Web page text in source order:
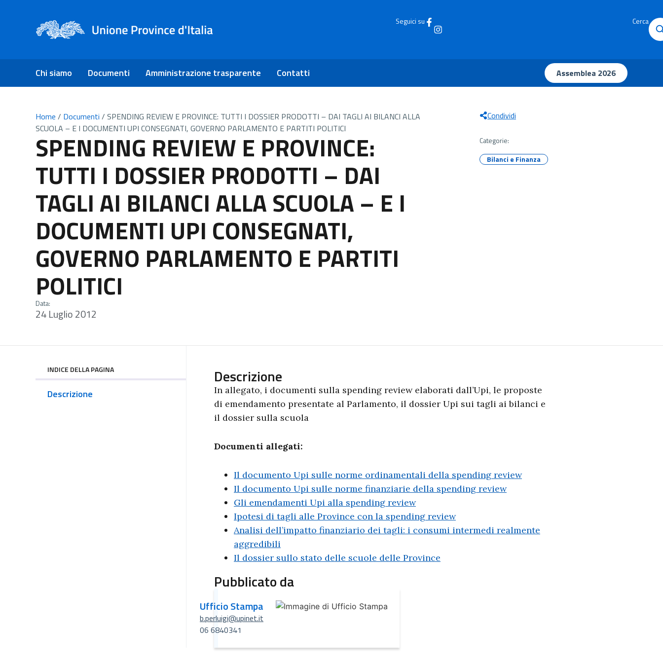
Seguici su Cerca
Chi siamo Documenti Amministrazione trasparente Contatti Assemblea 2026
Home / Documenti / SPENDING REVIEW E PROVINCE: TUTTI I DOSSIER PRODOTTI – DAI TAGLI AI BILANCI ALLA
SCUOLA – E I DOCUMENTI UPI CONSEGNATI, GOVERNO PARLAMENTO E PARTITI POLITICI
SPENDING REVIEW E PROVINCE:
TUTTI I DOSSIER PRODOTTI – DAI
TAGLI AI BILANCI ALLA SCUOLA – E I
DOCUMENTI UPI CONSEGNATI,
GOVERNO PARLAMENTO E PARTITI
POLITICI
Data:
24 Luglio 2012
Condividi
Categorie:
Bilanci e Finanza
INDICE DELLA PAGINA
Descrizione
Descrizione
In allegato, i documenti sulla spending review elaborati dall’Upi, le proposte
di emendamento presentate al Parlamento, il dossier Upi sui tagli ai bilanci e
il dossier sulla scuola
Documenti allegati:
Il documento Upi sulle norme ordinamentali della spending review
Il documento Upi sulle norme finanziarie della spending review
Gli emendamenti Upi alla spending review
Ipotesi di tagli alle Province con la spending review
Analisi dell’impatto finanziario dei tagli: i consumi intermedi realmente
aggredibili
Il dossier sullo stato delle scuole delle Province
Pubblicato da
Ufficio Stampa
b.perluigi@upinet.it
06 6840341